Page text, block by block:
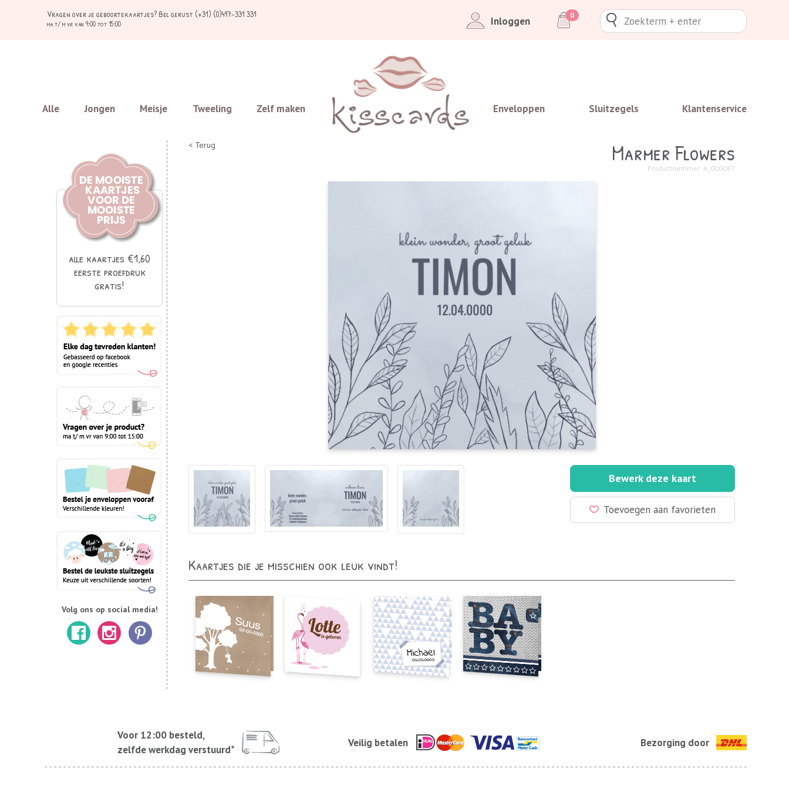
Vragen over je geboortekaartjes? Bel gerust (+31) (0)497-331 331
ma t/ m vr van 9:00 tot 15:00 Inloggen 0
Alle Jongen Meisje Tweeling Zelf maken Enveloppen Sluitzegels Klantenservice
alle kaartjes €1,60
eerste proefdruk
gratis!
Volg ons op social media!
< Terug Marmer Flowers
Productnummer: A_000087
Bewerk deze kaart
Toevoegen aan favorieten
Kaartjes die je misschien ook leuk vindt!
Voor 12:00 besteld,
zelfde werkdag verstuurd*
Veilig betalen Bezorging door